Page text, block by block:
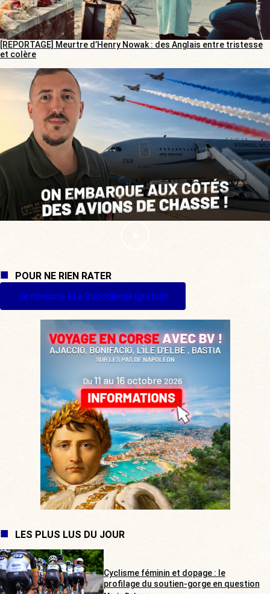
[REPORTAGE] Meurtre d’Henry Nowak : des Anglais entre tristesse
et colère
POUR NE RIEN RATER
Je m'inscris à La Quotidienne (gratuit)
LES PLUS LUS DU JOUR
Cyclisme féminin et dopage : le
profilage du soutien-gorge en question